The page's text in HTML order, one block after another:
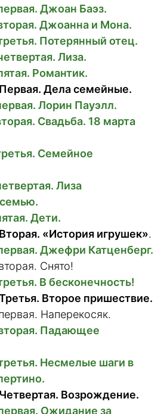
Джоан Баэз.
Джоанна и Мона.
Потерянный отец.
Лиза.
Романтик.
Дела семейные.
Лорин Пауэлл.
Свадьба. 18 марта
Семейное
Лиза
Дети.
«История игрушек».
Джефри Катценберг.
Снято!
В бесконечность!
Второе пришествие.
Наперекосяк.
Падающее
Несмелые шаги в
Возрождение.
Ожидание за